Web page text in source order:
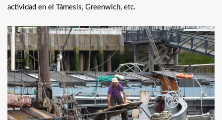
actividad en el Támesis, Greenwich, etc.